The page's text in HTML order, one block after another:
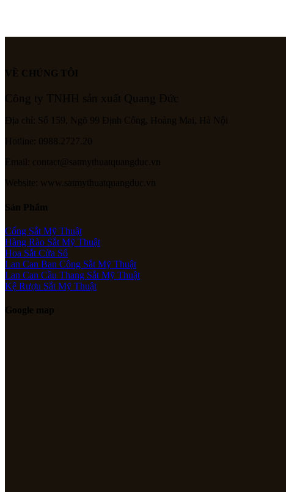
VỀ CHÚNG TÔI
Công ty TNHH sản xuất Quang Đức
Địa chỉ: Số 159, Ngõ 99 Định Công, Hoàng Mai, Hà Nội
Hotline: 0988.2727.20
Email: contact@satmythuatquangduc.vn
Website: www.satmythuatquangduc.vn
Sản Phẩm
Cổng Sắt Mỹ Thuật
Hàng Rào Sắt Mỹ Thuật
Hoa Sắt Cửa Sổ
Lan Can Ban Công Sắt Mỹ Thuật
Lan Can Cầu Thang Sắt Mỹ Thuật
Kệ Rượu Sắt Mỹ Thuật
Google map